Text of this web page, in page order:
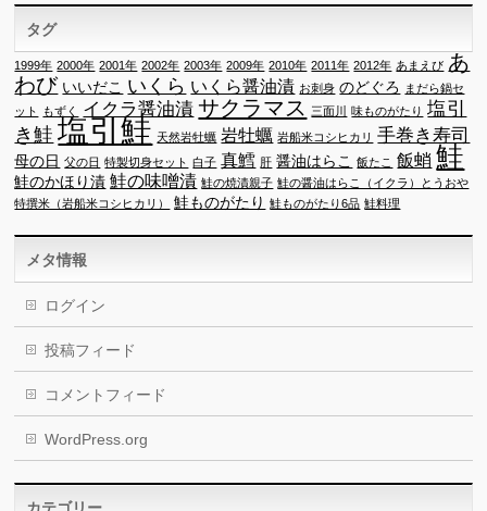
タグ
1999年 2000年 2001年 2002年 2003年 2009年 2010年 2011年 2012年 あまえび あ
わび いいだこ いくら いくら醤油漬 お刺身 のどぐろ
まだら鍋セ
ット
もずく イクラ醤油漬 サクラマス 三面川 味ものがたり 塩引
き鮭 塩引鮭 天然岩牡蠣 岩牡蠣 岩船米コシヒカリ 手巻き寿司
母の日 父の日 特製切身セット 白子 真鱈 肝 醤油はらこ 飯たこ 飯蛸 鮭
鮭のかほり漬 鮭の味噌漬 鮭の焼漬親子 鮭の醤油はらこ（イクラ）とうおや
特撰米（岩船米コシヒカリ）
鮭ものがたり 鮭ものがたり6品 鮭料理
メタ情報
ログイン
投稿フィード
コメントフィード
WordPress.org